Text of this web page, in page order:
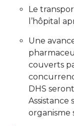
Le
l’hôpital
Une
couverts
DHS
Assistance
organisme